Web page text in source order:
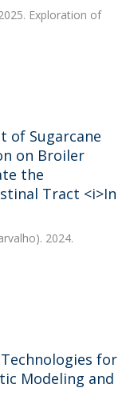
Exploration of
of Sugarcane
on Broiler
the
Tract <i>In
2024.
for
Modeling and